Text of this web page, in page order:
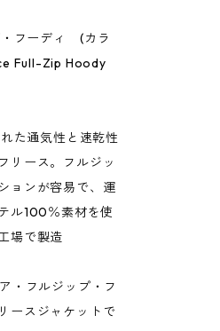
フーディ (カラ
Full-Zip Hoody
た通気性と速乾性
リース。フルジッ
ョンが容易で、運
ル100％素材を使
場で製造
・フルジップ・フ
ースジャケットで